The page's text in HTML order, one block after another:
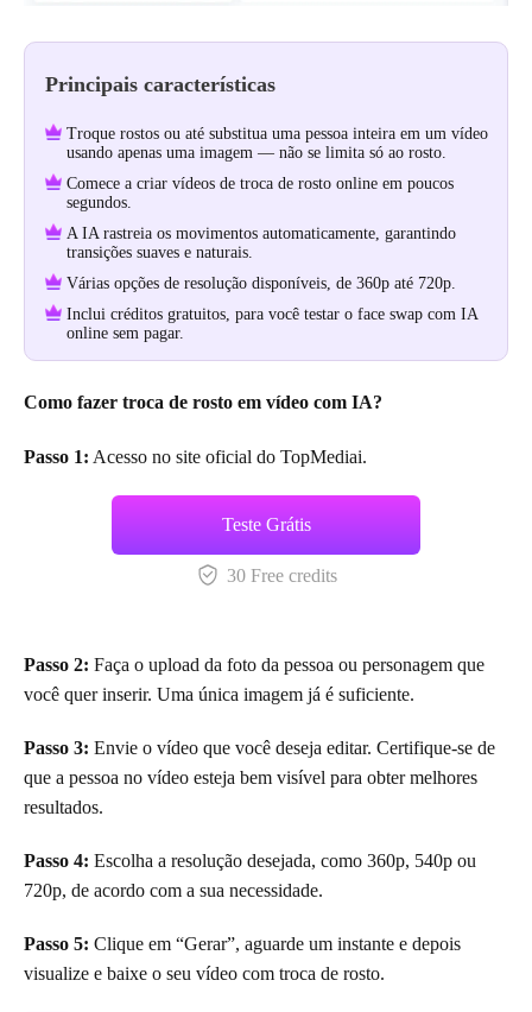
Principais características
Troque rostos ou até substitua uma pessoa inteira em um vídeo
usando apenas uma imagem — não se limita só ao rosto.
Comece a criar vídeos de troca de rosto online em poucos
segundos.
A IA rastreia os movimentos automaticamente, garantindo
transições suaves e naturais.
Várias opções de resolução disponíveis, de 360p até 720p.
Inclui créditos gratuitos, para você testar o face swap com IA
online sem pagar.
Como fazer troca de rosto em vídeo com IA?
Passo 1: Acesso no site oficial do TopMediai.
Teste Grátis
30 Free credits
Passo 2: Faça o upload da foto da pessoa ou personagem que
você quer inserir. Uma única imagem já é suficiente.
Passo 3: Envie o vídeo que você deseja editar. Certifique-se de
que a pessoa no vídeo esteja bem visível para obter melhores
resultados.
Passo 4: Escolha a resolução desejada, como 360p, 540p ou
720p, de acordo com a sua necessidade.
Passo 5: Clique em “Gerar”, aguarde um instante e depois
visualize e baixe o seu vídeo com troca de rosto.